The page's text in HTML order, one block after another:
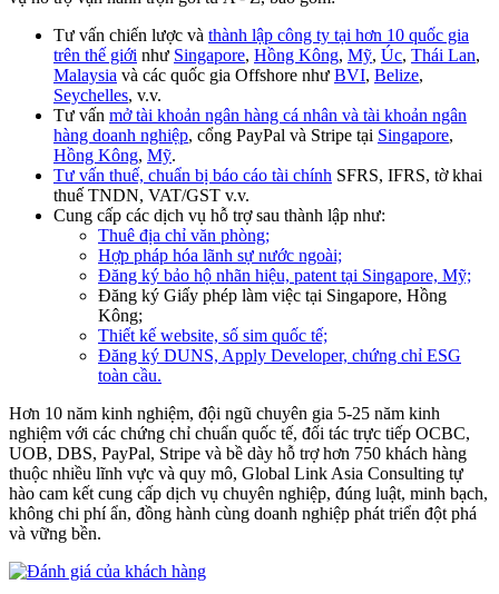
Tư vấn chiến lược và thành lập công ty tại hơn 10 quốc gia
trên thế giới như Singapore, Hồng Kông, Mỹ, Úc, Thái Lan,
Malaysia và các quốc gia Offshore như BVI, Belize,
Seychelles, v.v.
Tư vấn mở tài khoản ngân hàng cá nhân và tài khoản ngân
hàng doanh nghiệp, cổng PayPal và Stripe tại Singapore,
Hồng Kông, Mỹ.
Tư vấn thuế, chuẩn bị báo cáo tài chính SFRS, IFRS, tờ khai
thuế TNDN, VAT/GST v.v.
Cung cấp các dịch vụ hỗ trợ sau thành lập như:
Thuê địa chỉ văn phòng;
Hợp pháp hóa lãnh sự nước ngoài;
Đăng ký bảo hộ nhãn hiệu, patent tại Singapore, Mỹ;
Đăng ký Giấy phép làm việc tại Singapore, Hồng
Kông;
Thiết kế website, số sim quốc tế;
Đăng ký DUNS, Apply Developer, chứng chỉ ESG
toàn cầu.
Hơn 10 năm kinh nghiệm, đội ngũ chuyên gia 5-25 năm kinh
nghiệm với các chứng chỉ chuẩn quốc tế, đối tác trực tiếp OCBC,
UOB, DBS, PayPal, Stripe và bề dày hỗ trợ hơn 750 khách hàng
thuộc nhiều lĩnh vực và quy mô, Global Link Asia Consulting tự
hào cam kết cung cấp dịch vụ chuyên nghiệp, đúng luật, minh bạch,
không chi phí ẩn, đồng hành cùng doanh nghiệp phát triển đột phá
và vững bền.